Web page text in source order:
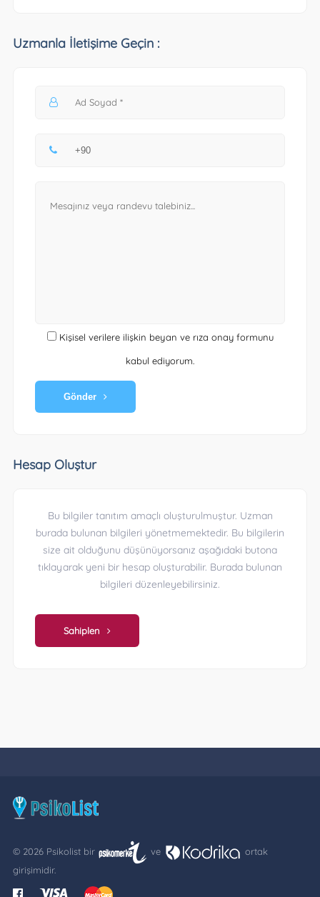
Uzmanla İletişime Geçin :
Kişisel verilere ilişkin beyan ve rıza onay formunu
kabul ediyorum.
Gönder
Hesap Oluştur
Bu bilgiler tanıtım amaçlı oluşturulmuştur. Uzman
burada bulunan bilgileri yönetmemektedir. Bu bilgilerin
size ait olduğunu düşünüyorsanız aşağıdaki butona
tıklayarak yeni bir hesap oluşturabilir. Burada bulunan
bilgileri düzenleyebilirsiniz.
Sahiplen
© 2026 Psikolist bir ve
ortak
girişimidir.